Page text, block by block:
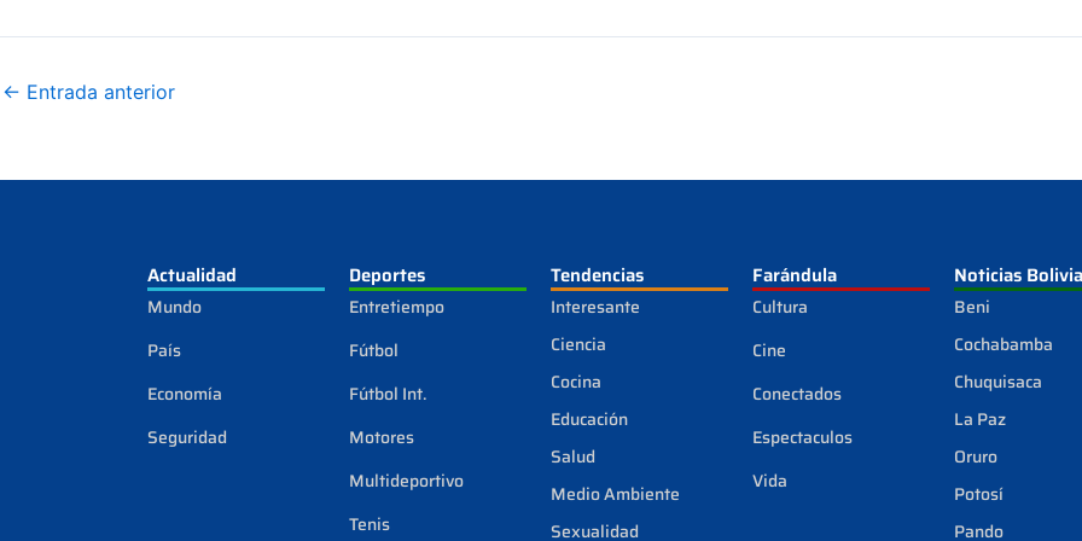
← Entrada anterior
Actualidad
Mundo
País
Economía
Seguridad
Deportes
Entretiempo
Fútbol
Fútbol Int.
Motores
Multideportivo
Tenis
Tendencias
Interesante
Ciencia
Cocina
Educación
Salud
Medio Ambiente
Sexualidad
Farándula
Cultura
Cine
Conectados
Espectaculos
Vida
Noticias Bolivia
Beni
Cochabamba
Chuquisaca
La Paz
Oruro
Potosí
Pando